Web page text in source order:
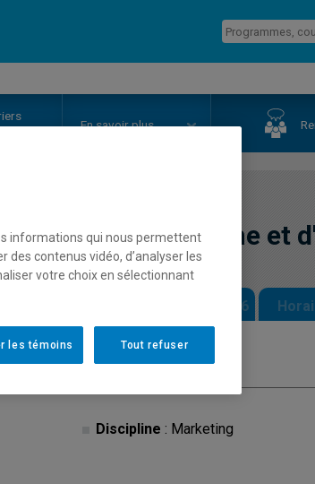
En savoir plus
de tourisme et
Horaire - Automne 2026
Discipline : Marketing
informations qui nous permettent
des contenus vidéo, d’analyser les
votre choix en sélectionnant
Tout refuser
les témoins